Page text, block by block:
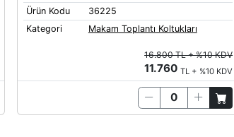
Ürün Kodu
36225
Kategori
Makam Toplantı Koltukları
16.800 TL + %10 KDV
11.760TL + %10 KDV